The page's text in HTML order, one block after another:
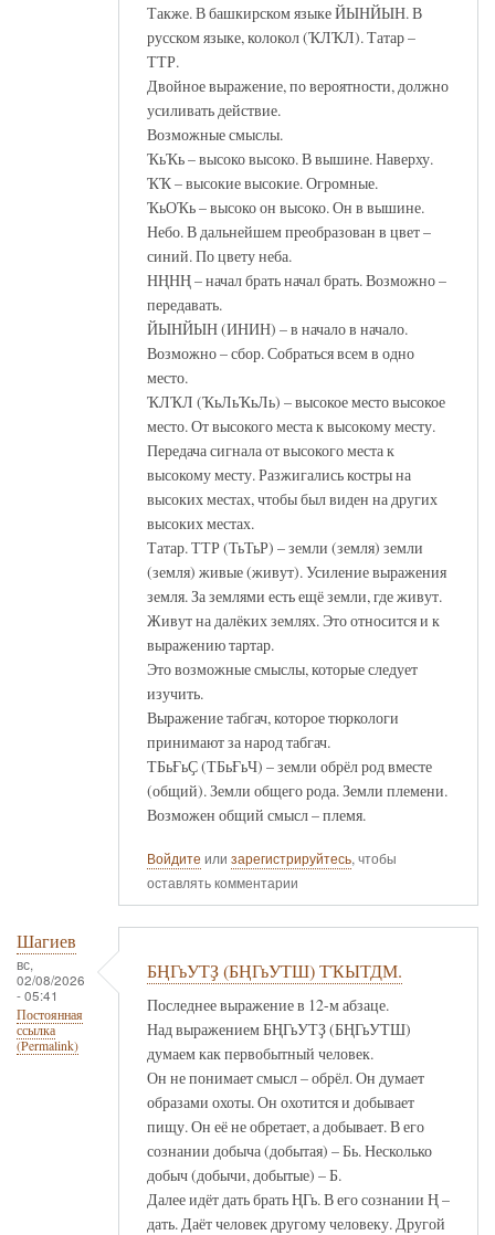
Также. В башкирском языке ЙЫНЙЫН. В
русском языке, колокол (ҠЛҠЛ). Татар –
ТТР.
Двойное выражение, по вероятности, должно
усиливать действие.
Возможные смыслы.
ҠьҠь – высоко высоко. В вышине. Наверху.
ҠҠ – высокие высокие. Огромные.
ҠьОҠь – высоко он высоко. Он в вышине.
Небо. В дальнейшем преобразован в цвет –
синий. По цвету неба.
НҢНҢ – начал брать начал брать. Возможно –
передавать.
ЙЫНЙЫН (ИНИН) – в начало в начало.
Возможно – сбор. Собраться всем в одно
место.
ҠЛҠЛ (ҠьЛьҠьЛь) – высокое место высокое
место. От высокого места к высокому месту.
Передача сигнала от высокого места к
высокому месту. Разжигались костры на
высоких местах, чтобы был виден на других
высоких местах.
Татар. ТТР (ТьТьР) – земли (земля) земли
(земля) живые (живут). Усиление выражения
земля. За землями есть ещё земли, где живут.
Живут на далёких землях. Это относится и к
выражению тартар.
Это возможные смыслы, которые следует
изучить.
Выражение табгач, которое тюркологи
принимают за народ табгач.
ТБьҒьҪ (ТБьҒьЧ) – земли обрёл род вместе
(общий). Земли общего рода. Земли племени.
Возможен общий смысл – племя.
Войдите или зарегистрируйтесь, чтобы
оставлять комментарии
Шагиев
вс,
02/08/2026
- 05:41
Постоянная
ссылка
(Permalink)
БҢГьУТҘ (БҢГьУТШ) ТҠЫТДМ.
Последнее выражение в 12-м абзаце.
Над выражением БҢГьУТҘ (БҢГьУТШ)
думаем как первобытный человек.
Он не понимает смысл – обрёл. Он думает
образами охоты. Он охотится и добывает
пищу. Он её не обретает, а добывает. В его
сознании добыча (добытая) – Бь. Несколько
добыч (добычи, добытые) – Б.
Далее идёт дать брать ҢГь. В его сознании Ң –
дать. Даёт человек другому человеку. Другой